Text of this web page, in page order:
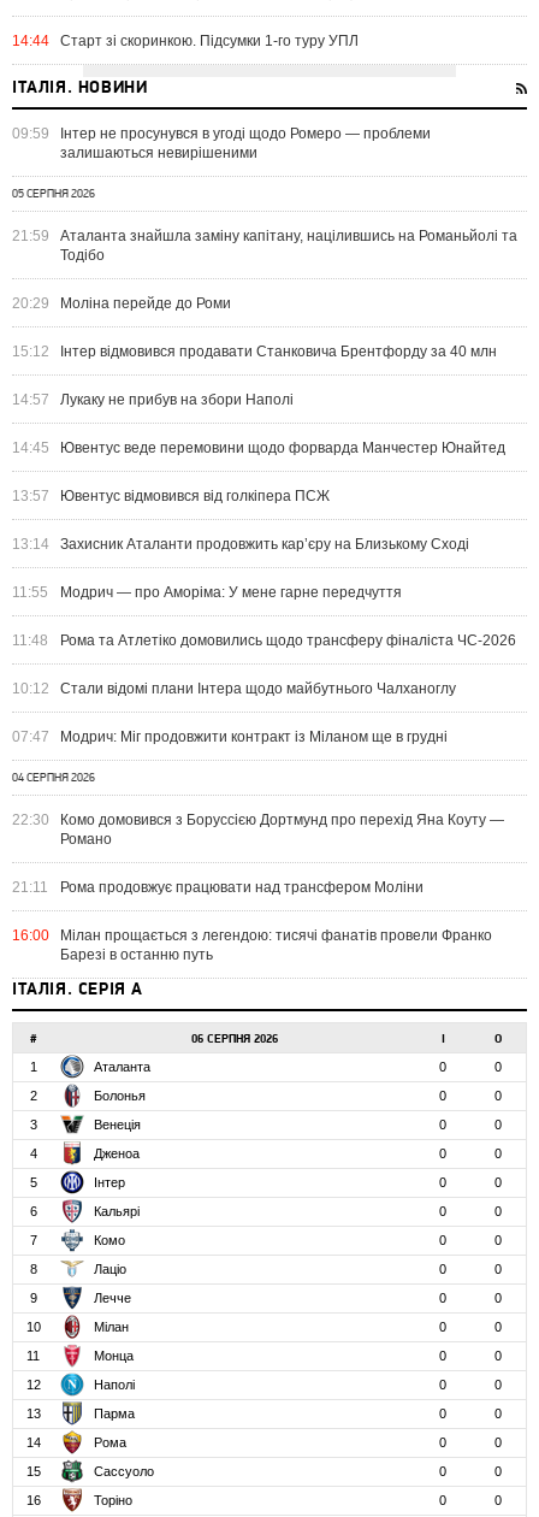
14:44 Старт зі скоринкою. Підсумки 1-го туру УПЛ
ІТАЛІЯ. НОВИНИ
09:59
Інтер не просунувся в угоді щодо Ромеро — проблеми
залишаються невирішеними
05 СЕРПНЯ 2026
21:59
Аталанта знайшла заміну капітану, націлившись на Романьйолі та
Тодібо
20:29 Моліна перейде до Роми
15:12 Інтер відмовився продавати Станковича Брентфорду за 40 млн
14:57 Лукаку не прибув на збори Наполі
14:45 Ювентус веде перемовини щодо форварда Манчестер Юнайтед
13:57 Ювентус відмовився від голкіпера ПСЖ
13:14 Захисник Аталанти продовжить кар’єру на Близькому Сході
11:55 Модрич — про Аморіма: У мене гарне передчуття
11:48 Рома та Атлетіко домовились щодо трансферу фіналіста ЧС-2026
10:12 Стали відомі плани Інтера щодо майбутнього Чалханоглу
07:47 Модрич: Міг продовжити контракт із Міланом ще в грудні
04 СЕРПНЯ 2026
22:30
Комо домовився з Боруссією Дортмунд про перехід Яна Коуту —
Романо
21:11 Рома продовжує працювати над трансфером Моліни
16:00
Мілан прощається з легендою: тисячі фанатів провели Франко
Барезі в останню путь
ІТАЛІЯ. СЕРІЯ А
# 06 СЕРПНЯ 2026 О
1 Аталанта 0
0
2
Болонья 0
0
3
Венеція 0
0
4
Дженоа 0
0
5
Інтер 0
0
6
Кальярі 0
0
7
Комо 0
0
8
Лаціо 0
0
9
Лечче 0
0
10
Мілан 0
0
11
Монца 0
0
12
Наполі 0
0
13
Парма 0
0
14
Рома 0
0
15
Сассуоло 0
0
16
Торіно 0 0